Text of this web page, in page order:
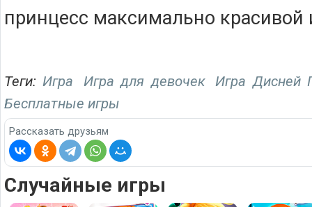
принцесс максимально красивой
Теги: Игра Игра для девочек
Игра Дисней
Бесплатные игры
Рассказать друзьям
Случайные игры